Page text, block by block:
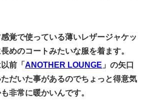
覚で使っている薄いレザージャケッ
めのコートみたいな服を着ます。
前「ANOTHER LOUNGE 」の矢口
だいた事があるのでちょっと得意気
非常に暖かいんです。